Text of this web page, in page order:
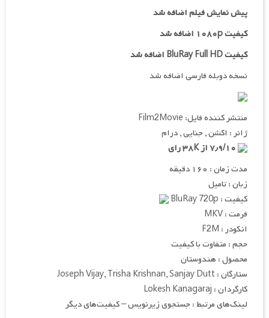
پیش نمایش فیلم اضافه شد
کیفیت ۱۰۸۰p اضافه شد
کیفیت BluRay Full HD اضافه شد
نسخه دوبله فارسی اضافه شد
منتشر کننده فایل: Film2Movie
ژانر : اکشن , جنایی , درام
مدت زمان : ۱۶۰ دقیقه
زبان : تامیل
کیفیت : BluRay 720p
فرمت : MKV
انکودر : F2M
حجم : متفاوت با کیفیت
محصول : هندوستان
ستارگان : Joseph Vijay, Trisha Krishnan, Sanjay Dutt
کارگردان : Lokesh Kanagaraj
لینک‌های مرتبط : جستجوی زیرنویس – کیفیت‌های دیگر